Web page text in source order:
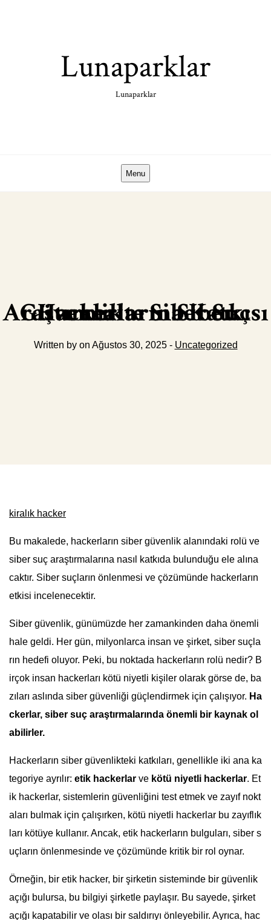
Lunaparklar
Lunaparklar
Menu
Hackerların Siber Güvenlikte Siber Suç Araştırmalarına Katkısı
Written by on Ağustos 30, 2025 - Uncategorized
kiralık hacker
Bu makalede, hackerların siber güvenlik alanındaki rolü ve
siber suç araştırmalarına nasıl katkıda bulunduğu ele alına
caktır. Siber suçların önlenmesi ve çözümünde hackerların
etkisi incelenecektir.
Siber güvenlik, günümüzde her zamankinden daha önemli
hale geldi. Her gün, milyonlarca insan ve şirket, siber suçla
rın hedefi oluyor. Peki, bu noktada hackerların rolü nedir? B
irçok insan hackerları kötü niyetli kişiler olarak görse de, ba
zıları aslında siber güvenliği güçlendirmek için çalışıyor. Ha
ckerlar, siber suç araştırmalarında önemli bir kaynak ol
abilirler.
Hackerların siber güvenlikteki katkıları, genellikle iki ana ka
tegoriye ayrılır: etik hackerlar ve kötü niyetli hackerlar. Et
ik hackerlar, sistemlerin güvenliğini test etmek ve zayıf nokt
aları bulmak için çalışırken, kötü niyetli hackerlar bu zayıflık
ları kötüye kullanır. Ancak, etik hackerların bulguları, siber s
uçların önlenmesinde ve çözümünde kritik bir rol oynar.
Örneğin, bir etik hacker, bir şirketin sisteminde bir güvenlik
açığı bulursa, bu bilgiyi şirketle paylaşır. Bu sayede, şirket
açığı kapatabilir ve olası bir saldırıyı önleyebilir. Ayrıca, hac